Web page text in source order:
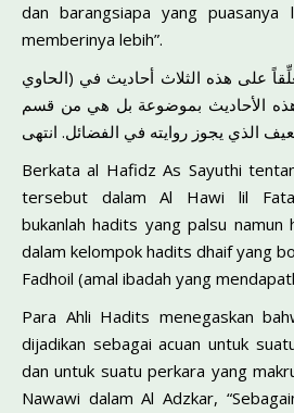
dan barangsiapa yang puasanya
memberinya lebih”.
على هذه الثلاث أحاديث في (الحاوي
الأحاديث بموضوعة بل هي من قسم
الذي يجوز روايته في الفضائل. انتهى
Berkata al Hafidz As Sayuthi
tersebut dalam Al Hawi lil
bukanlah hadits yang palsu namun
dalam kelompok hadits dhaif yang
Fadhoil (amal ibadah yang
Para Ahli Hadits menegaskan
dijadikan sebagai acuan untuk
dan untuk suatu perkara yang
Nawawi dalam Al Adzkar,